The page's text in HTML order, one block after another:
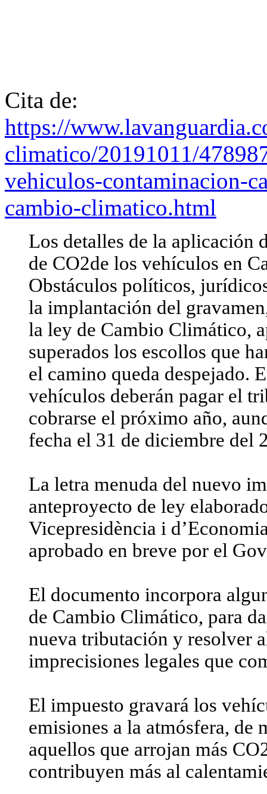
Cita de:
https://
climatico/20191011/
vehiculos-contaminacion-
cambio-climatico.html
Los detalles de la aplicación
de CO2de los vehículos en
Obstáculos políticos,
la implantación del
la ley de Cambio Climático,
superados los escollos que
el camino queda despejado.
vehículos deberán pagar el
cobrarse el próximo año,
fecha el 31 de diciembre del
La letra menuda del nuevo
anteproyecto de ley
Vicepresidència i
aprobado en breve por el
El documento incorpora
de Cambio Climático, para
nueva tributación y resolver
imprecisiones legales que
El impuesto gravará los
emisiones a la atmósfera, de
aquellos que arrojan más
contribuyen más al